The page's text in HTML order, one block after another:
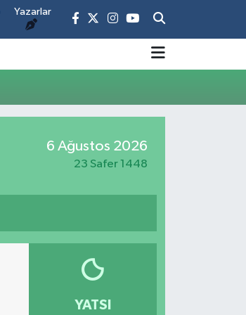
Yazarlar
6 Ağustos 2026
23 Safer 1448
YATSI